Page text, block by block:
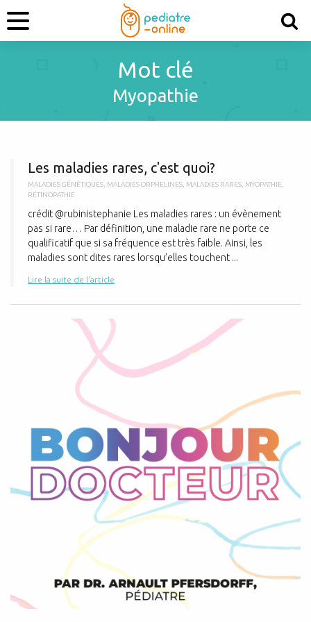
Mot clé
Myopathie
Les maladies rares, c'est quoi?
MALADIES GÉNÉTIQUES MALADIES ORPHELINES MALADIES RARES MYOPATHIE
RÉTINOPATHIE
crédit @rubinistephanie Les maladies rares : un évènement
pas si rare… Par définition, une maladie rare ne porte ce
qualificatif que si sa fréquence est très faible. Ainsi, les
maladies sont dites rares lorsqu’elles touchent ...
Lire la suite de l'article